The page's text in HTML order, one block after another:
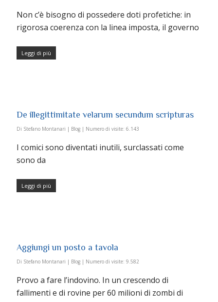
Non c’è bisogno di possedere doti profetiche: in
rigorosa coerenza con la linea imposta, il governo
Leggi di più
De illegittimitate velarum secundum scripturas
Di Stefano Montanari | Blog | Numero di visite: 6.143
I comici sono diventati inutili, surclassati come
sono da
Leggi di più
Aggiungi un posto a tavola
Di Stefano Montanari | Blog | Numero di visite: 9.582
Provo a fare l’indovino. In un crescendo di
fallimenti e di rovine per 60 milioni di zombi di